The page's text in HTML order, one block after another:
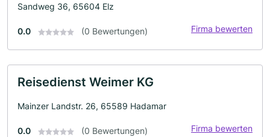
Sandweg 36, 65604 Elz
0.0 (0 Bewertungen) Firma bewerten
Reisedienst Weimer KG
Mainzer Landstr. 26, 65589 Hadamar
0.0 (0 Bewertungen) Firma bewerten